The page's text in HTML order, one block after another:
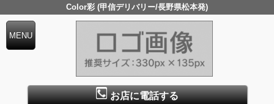
Color彩 (甲信デリバリー/長野県松本発)
お店に電話する